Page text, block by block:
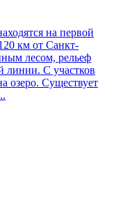
на первой
км от Санкт-
лесом, рельеф
линии. С участков
озеро. Существует